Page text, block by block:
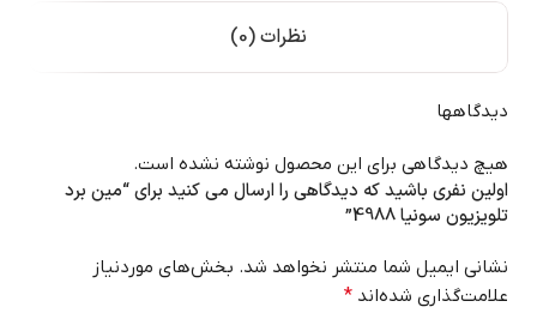
نظرات (0)
دیدگاهها
هیچ دیدگاهی برای این محصول نوشته نشده است.
اولین نفری باشید که دیدگاهی را ارسال می کنید برای “مین برد
تلویزیون سونیا 4988”
نشانی ایمیل شما منتشر نخواهد شد. بخش‌های موردنیاز
علامت‌گذاری شده‌اند *